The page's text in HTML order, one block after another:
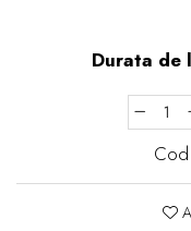
Durata de